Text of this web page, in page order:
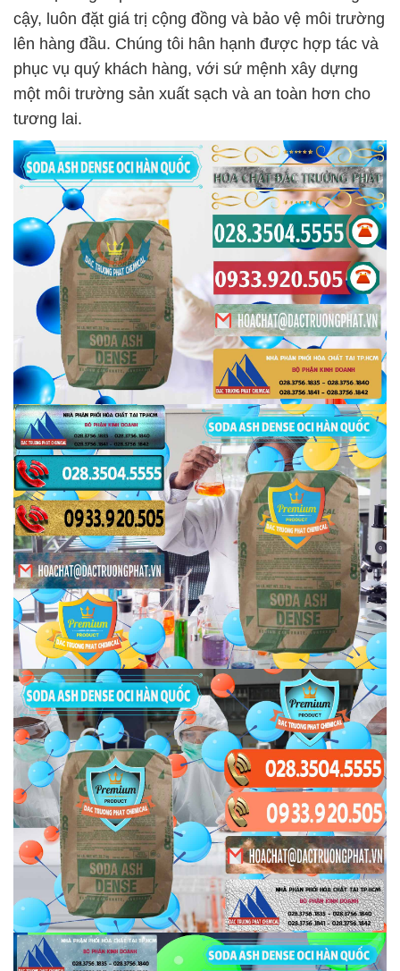
cậy, luôn đặt giá trị cộng đồng và bảo vệ môi trường
lên hàng đầu. Chúng tôi hân hạnh được hợp tác và
phục vụ quý khách hàng, với sứ mệnh xây dựng
một môi trường sản xuất sạch và an toàn hơn cho
tương lai.